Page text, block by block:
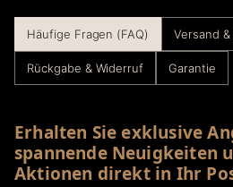
Häufige Fragen (FAQ) Versand
Rückgabe & Widerruf Garantie
Erhalten Sie exklusive
spannende Neuigkeiten
Aktionen direkt in Ihr